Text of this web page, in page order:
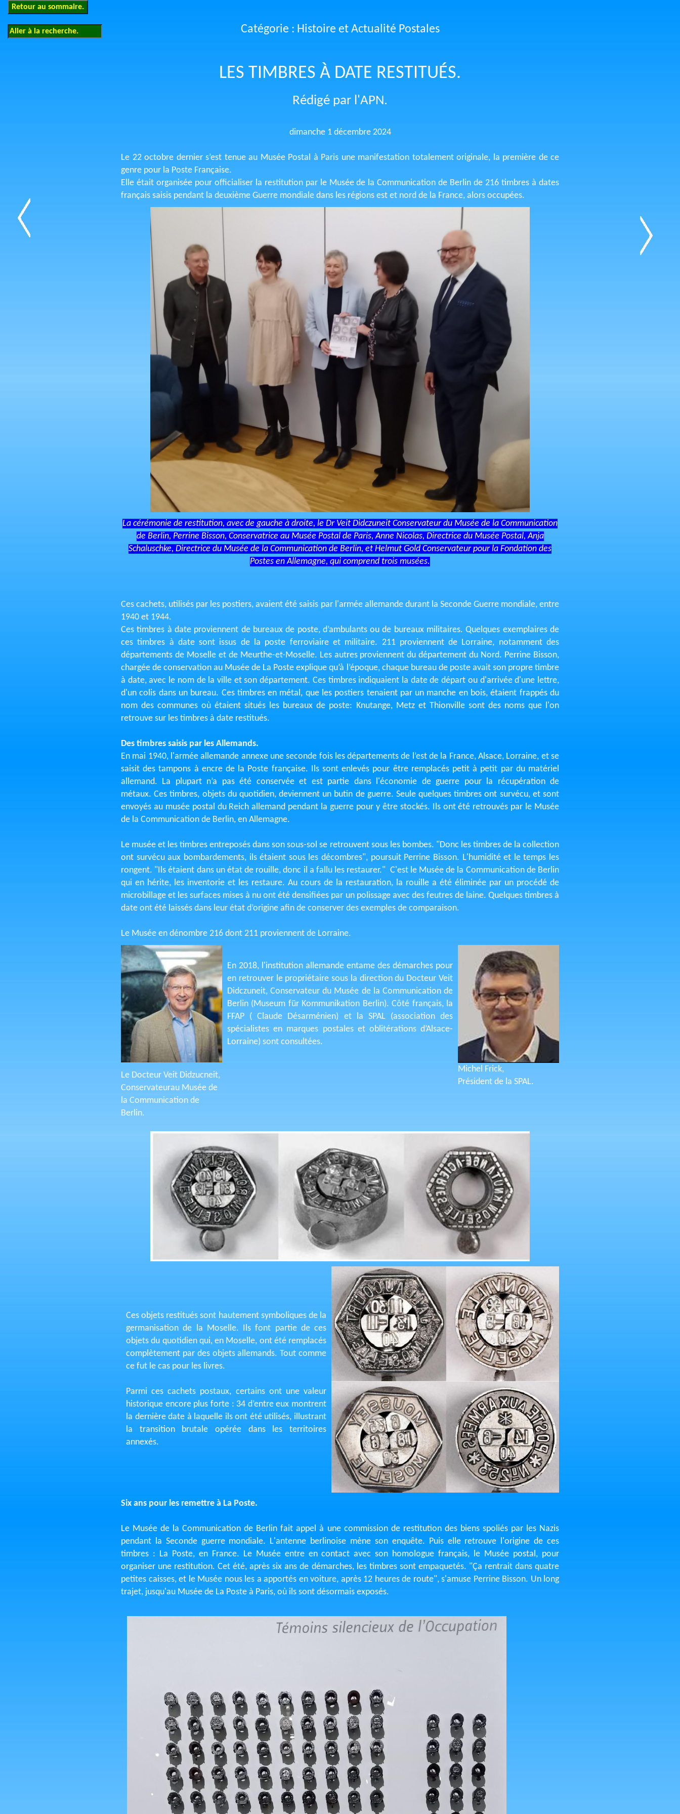
Catégorie : Histoire et Actualité Postales
LES TIMBRES À DATE RESTITUÉS.
Rédigé par l'APN.
dimanche 1 décembre 2024
Le 22 octobre dernier s’est tenue au Musée Postal à Paris une manifestation totalement originale, la première de ce
genre pour la Poste Française.
Elle était organisée pour officialiser la restitution par le Musée de la Communication de Berlin de 216 timbres à dates
français saisis pendant la deuxième Guerre mondiale dans les régions est et nord de la France, alors occupées.
La cérémonie de restitution, avec de gauche à droite, le Dr Veit Didczuneit Conservateur du Musée de la Communication
de Berlin, Perrine Bisson, Conservatrice au Musée Postal de Paris, Anne Nicolas, Directrice du Musée Postal, Anja
Schaluschke, Directrice du Musée de la Communication de Berlin, et Helmut Gold Conservateur pour la Fondation des
Postes en Allemagne, qui comprend trois musées.
Ces cachets, utilisés par les postiers, avaient été saisis par l'armée allemande durant la Seconde Guerre mondiale, entre
1940 et 1944.
Ces timbres à date proviennent de bureaux de poste, d’ambulants ou de bureaux militaires. Quelques exemplaires de
ces timbres à date sont issus de la poste ferroviaire et militaire. 211 proviennent de Lorraine, notamment des
départements de Moselle et de Meurthe-et-Moselle. Les autres proviennent du département du Nord. Perrine Bisson,
chargée de conservation au Musée de La Poste explique qu’à l’époque, chaque bureau de poste avait son propre timbre
à date, avec le nom de la ville et son département. Ces timbres indiquaient la date de départ ou d'arrivée d'une lettre,
d'un colis dans un bureau. Ces timbres en métal, que les postiers tenaient par un manche en bois, étaient frappés du
nom des communes où étaient situés les bureaux de poste: Knutange, Metz et Thionville sont des noms que l'on
retrouve sur les timbres à date restitués.
Des timbres saisis par les Allemands.
En mai 1940, l'armée allemande annexe une seconde fois les départements de l’est de la France, Alsace, Lorraine, et se
saisit des tampons à encre de la Poste française. Ils sont enlevés pour être remplacés petit à petit par du matériel
allemand. La plupart n’a pas été conservée et est partie dans l'économie de guerre pour la récupération de
métaux. Ces timbres, objets du quotidien, deviennent un butin de guerre. Seule quelques timbres ont survécu, et sont
envoyés au musée postal du Reich allemand pendant la guerre pour y être stockés. Ils ont été retrouvés par le Musée
de la Communication de Berlin, en Allemagne.
Le musée et les timbres entreposés dans son sous-sol se retrouvent sous les bombes. "Donc les timbres de la collection
ont survécu aux bombardements, ils étaient sous les décombres", poursuit Perrine Bisson. L'humidité et le temps les
rongent. "Ils étaient dans un état de rouille, donc il a fallu les restaurer." C'est le Musée de la Communication de Berlin
qui en hérite, les inventorie et les restaure. Au cours de la restauration, la rouille a été éliminée par un procédé de
microbillage et les surfaces mises à nu ont été densifiées par un polissage avec des feutres de laine. Quelques timbres à
date ont été laissés dans leur état d’origine afin de conserver des exemples de comparaison.
Le Musée en dénombre 216 dont 211 proviennent de Lorraine.
En 2018, l'institution allemande entame des démarches pour
en retrouver le propriétaire sous la direction du Docteur Veit
Didczuneit, Conservateur du Musée de la Communication de
Berlin (Museum für Kommunikation Berlin). Côté français, la
FFAP ( Claude Désarménien) et la SPAL (association des
spécialistes en marques postales et oblitérations d’Alsace-
Lorraine) sont consultées.
Le Docteur Veit Didzucneit,
Conservateurau Musée de
la Communication de
Berlin.
Michel Frick,
Président de la SPAL.
Ces objets restitués sont hautement symboliques de la
germanisation de la Moselle. Ils font partie de ces
objets du quotidien qui, en Moselle, ont été remplacés
complètement par des objets allemands. Tout comme
ce fut le cas pour les livres.
Parmi ces cachets postaux, certains ont une valeur
historique encore plus forte : 34 d’entre eux montrent
la dernière date à laquelle ils ont été utilisés, illustrant
la transition brutale opérée dans les territoires
annexés.
Six ans pour les remettre à La Poste.
Le Musée de la Communication de Berlin fait appel à une commission de restitution des biens spoliés par les Nazis
pendant la Seconde guerre mondiale. L'antenne berlinoise mène son enquête. Puis elle retrouve l'origine de ces
timbres : La Poste, en France. Le Musée entre en contact avec son homologue français, le Musée postal, pour
organiser une restitution. Cet été, après six ans de démarches, les timbres sont empaquetés. "Ça rentrait dans quatre
petites caisses, et le Musée nous les a apportés en voiture, après 12 heures de route", s'amuse Perrine Bisson. Un long
trajet, jusqu'au Musée de La Poste à Paris, où ils sont désormais exposés.